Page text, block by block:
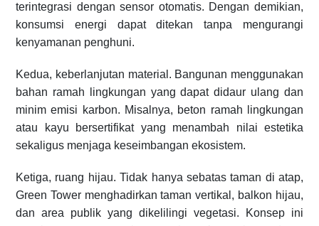
terintegrasi dengan sensor otomatis. Dengan demikian,
konsumsi energi dapat ditekan tanpa mengurangi
kenyamanan penghuni.
Kedua, keberlanjutan material. Bangunan menggunakan
bahan ramah lingkungan yang dapat didaur ulang dan
minim emisi karbon. Misalnya, beton ramah lingkungan
atau kayu bersertifikat yang menambah nilai estetika
sekaligus menjaga keseimbangan ekosistem.
Ketiga, ruang hijau. Tidak hanya sebatas taman di atap,
Green Tower menghadirkan taman vertikal, balkon hijau,
dan area publik yang dikelilingi vegetasi. Konsep ini